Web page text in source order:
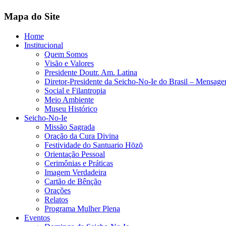
Mapa do Site
Home
Institucional
Quem Somos
Visão e Valores
Presidente Doutr. Am. Latina
Diretor-Presidente da Seicho-No-Ie do Brasil –
Social e Filantropia
Meio Ambiente
Museu Histórico
Seicho-No-Ie
Missão Sagrada
Oração da Cura Divina
Festividade do Santuario Hōzō
Orientação Pessoal
Cerimônias e Práticas
Imagem Verdadeira
Cartão de Bênção
Orações
Relatos
Programa Mulher Plena
Eventos